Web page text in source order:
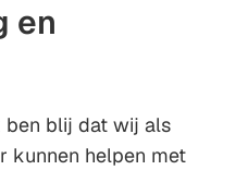
en
ben blij dat wij als
kunnen helpen met